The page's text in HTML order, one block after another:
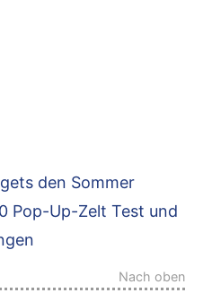
den Sommer
Pop-Up-Zelt Test und
Nach oben